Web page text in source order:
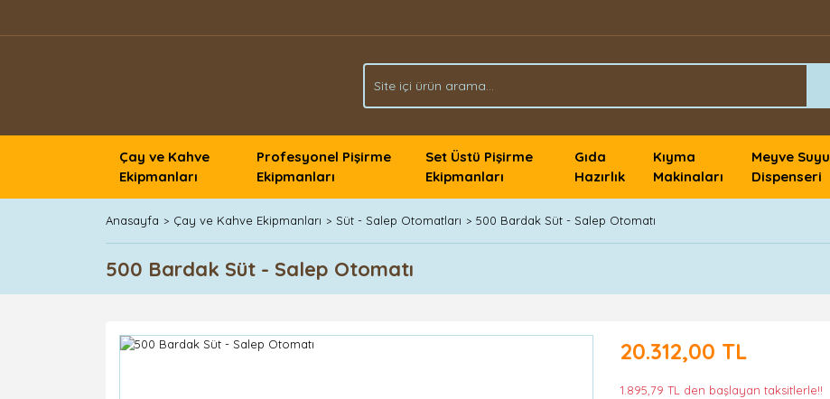
Çay ve Kahve
Ekipmanları
Profesyonel Pişirme
Ekipmanları
Set Üstü Pişirme
Ekipmanları
Gıda
Hazırlık
Kıyma
Makinaları
Meyve Suyu
Dispenseri
Anasayfa Çay ve Kahve Ekipmanları Süt - Salep Otomatları 500 Bardak Süt - Salep Otomatı
500 Bardak Süt - Salep Otomatı
20.312,00 TL
1.895,79 TL den başlayan taksitlerle!!